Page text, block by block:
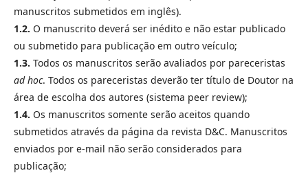
manuscritos submetidos em inglês).
1.2. O manuscrito deverá ser inédito e não estar publicado
ou submetido para publicação em outro veículo;
1.3. Todos os manuscritos serão avaliados por pareceristas
ad hoc. Todos os pareceristas deverão ter título de Doutor na
área de escolha dos autores (sistema peer review);
1.4. Os manuscritos somente serão aceitos quando
submetidos através da página da revista D&C. Manuscritos
enviados por e-mail não serão considerados para
publicação;